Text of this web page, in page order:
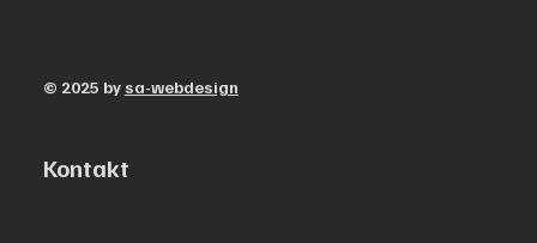
© 2025 by sa-webdesign
Kontakt